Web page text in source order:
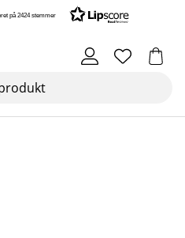
på 2424 stemmer